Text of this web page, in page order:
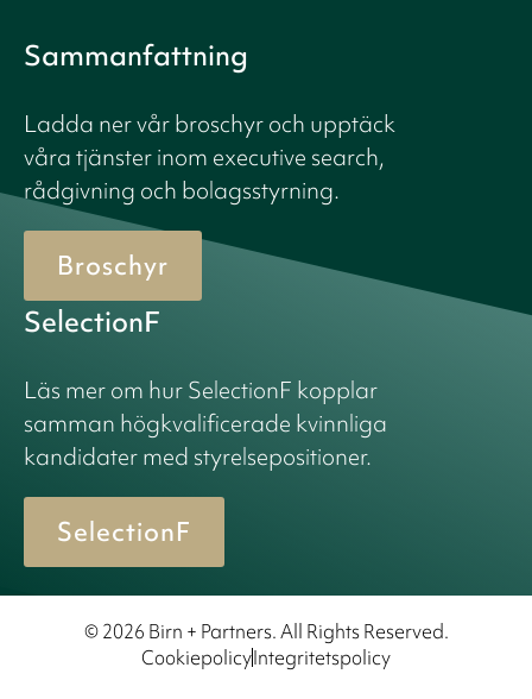
Sammanfattning
Ladda ner vår broschyr och upptäck
våra tjänster inom executive search,
rådgivning och bolagsstyrning.
Broschyr
SelectionF
Läs mer om hur SelectionF kopplar
samman högkvalificerade kvinnliga
kandidater med styrelsepositioner.
SelectionF
© 2026 Birn + Partners. All Rights Reserved.
CookiepolicyIntegritetspolicy